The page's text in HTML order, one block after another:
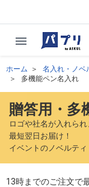
menu
ホーム 名入れ・ノベ
多機能ペン名入れ
贈答用・多
ロゴや社名が入れられ
最短翌日お届け！
イベントのノベルテ
13時までのご注文で